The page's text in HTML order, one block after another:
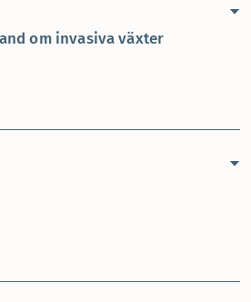
om invasiva växter